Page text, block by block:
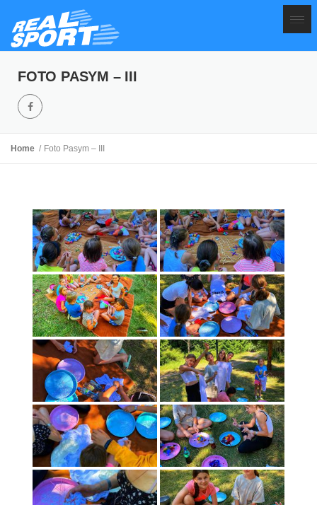
FOTO PASYM – III
Home Foto Pasym – III